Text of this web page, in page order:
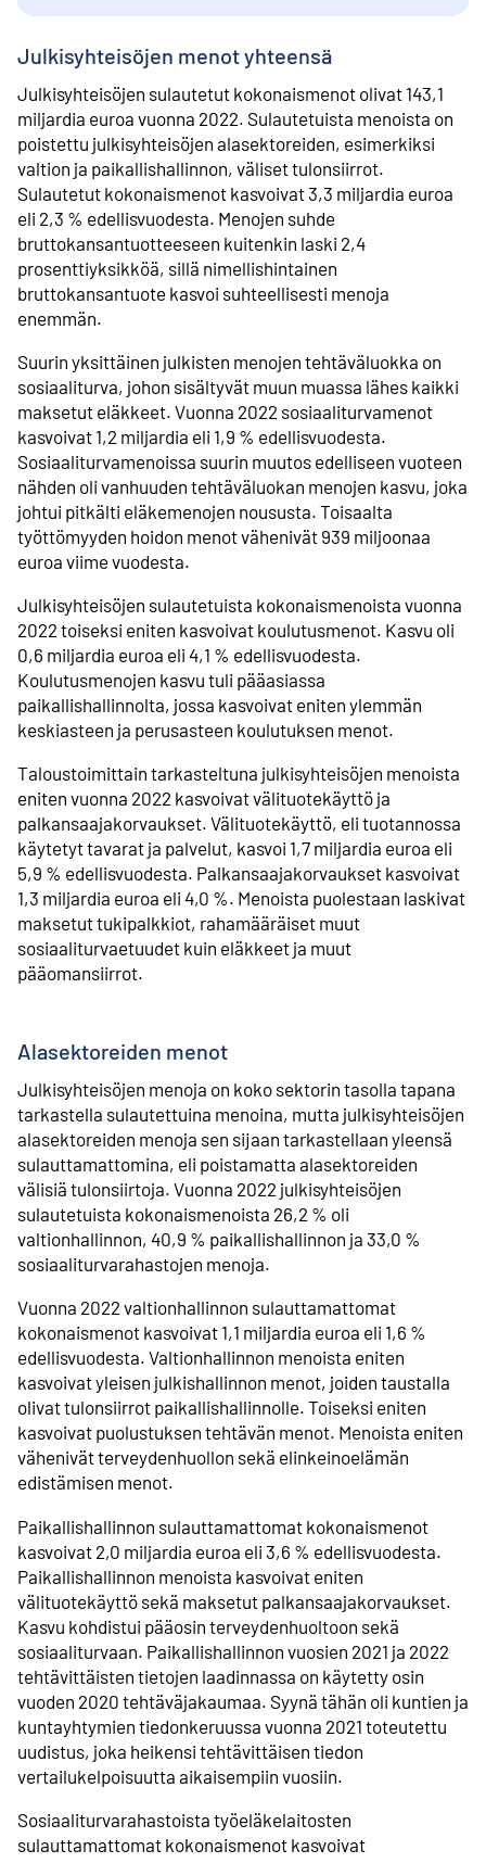
Julkisyhteisöjen menot yhteensä
Julkisyhteisöjen sulautetut kokonaismenot olivat 143,1
miljardia euroa vuonna 2022. Sulautetuista menoista on
poistettu julkisyhteisöjen alasektoreiden, esimerkiksi
valtion ja paikallishallinnon, väliset tulonsiirrot.
Sulautetut kokonaismenot kasvoivat 3,3 miljardia euroa
eli 2,3 % edellisvuodesta. Menojen suhde
bruttokansantuotteeseen kuitenkin laski 2,4
prosenttiyksikköä, sillä nimellishintainen
bruttokansantuote kasvoi suhteellisesti menoja
enemmän.
Suurin yksittäinen julkisten menojen tehtäväluokka on
sosiaaliturva, johon sisältyvät muun muassa lähes kaikki
maksetut eläkkeet. Vuonna 2022 sosiaaliturvamenot
kasvoivat 1,2 miljardia eli 1,9 % edellisvuodesta.
Sosiaaliturvamenoissa suurin muutos edelliseen vuoteen
nähden oli vanhuuden tehtäväluokan menojen kasvu, joka
johtui pitkälti eläkemenojen noususta. Toisaalta
työttömyyden hoidon menot vähenivät 939 miljoonaa
euroa viime vuodesta.
Julkisyhteisöjen sulautetuista kokonaismenoista vuonna
2022 toiseksi eniten kasvoivat koulutusmenot. Kasvu oli
0,6 miljardia euroa eli 4,1 % edellisvuodesta.
Koulutusmenojen kasvu tuli pääasiassa
paikallishallinnolta, jossa kasvoivat eniten ylemmän
keskiasteen ja perusasteen koulutuksen menot.
Taloustoimittain tarkasteltuna julkisyhteisöjen menoista
eniten vuonna 2022 kasvoivat välituotekäyttö ja
palkansaajakorvaukset. Välituotekäyttö, eli tuotannossa
käytetyt tavarat ja palvelut, kasvoi 1,7 miljardia euroa eli
5,9 % edellisvuodesta. Palkansaajakorvaukset kasvoivat
1,3 miljardia euroa eli 4,0 %. Menoista puolestaan laskivat
maksetut tukipalkkiot, rahamääräiset muut
sosiaaliturvaetuudet kuin eläkkeet ja muut
pääomansiirrot.
Alasektoreiden menot
Julkisyhteisöjen menoja on koko sektorin tasolla tapana
tarkastella sulautettuina menoina, mutta julkisyhteisöjen
alasektoreiden menoja sen sijaan tarkastellaan yleensä
sulauttamattomina, eli poistamatta alasektoreiden
välisiä tulonsiirtoja. Vuonna 2022 julkisyhteisöjen
sulautetuista kokonaismenoista 26,2 % oli
valtionhallinnon, 40,9 % paikallishallinnon ja 33,0 %
sosiaaliturvarahastojen menoja.
Vuonna 2022 valtionhallinnon sulauttamattomat
kokonaismenot kasvoivat 1,1 miljardia euroa eli 1,6 %
edellisvuodesta. Valtionhallinnon menoista eniten
kasvoivat yleisen julkishallinnon menot, joiden taustalla
olivat tulonsiirrot paikallishallinnolle. Toiseksi eniten
kasvoivat puolustuksen tehtävän menot. Menoista eniten
vähenivät terveydenhuollon sekä elinkeinoelämän
edistämisen menot.
Paikallishallinnon sulauttamattomat kokonaismenot
kasvoivat 2,0 miljardia euroa eli 3,6 % edellisvuodesta.
Paikallishallinnon menoista kasvoivat eniten
välituotekäyttö sekä maksetut palkansaajakorvaukset.
Kasvu kohdistui pääosin terveydenhuoltoon sekä
sosiaaliturvaan. Paikallishallinnon vuosien 2021 ja 2022
tehtävittäisten tietojen laadinnassa on käytetty osin
vuoden 2020 tehtäväjakaumaa. Syynä tähän oli kuntien ja
kuntayhtymien tiedonkeruussa vuonna 2021 toteutettu
uudistus, joka heikensi tehtävittäisen tiedon
vertailukelpoisuutta aikaisempiin vuosiin.
Sosiaaliturvarahastoista työeläkelaitosten
sulauttamattomat kokonaismenot kasvoivat